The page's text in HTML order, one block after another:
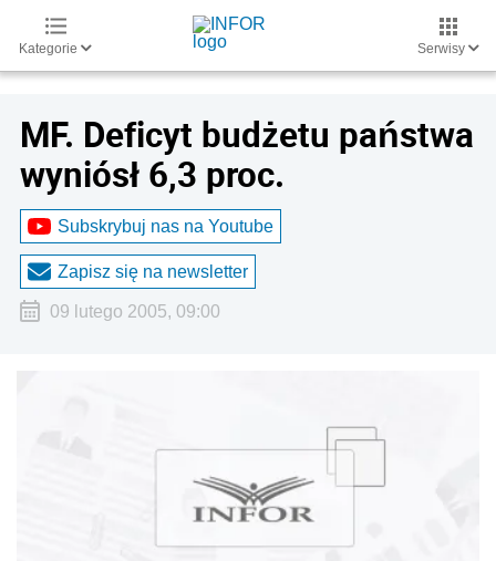
Kategorie Serwisy
MF. Deficyt budżetu państwa
wyniósł 6,3 proc.
Subskrybuj nas na Youtube
Zapisz się na newsletter
09 lutego 2005, 09:00